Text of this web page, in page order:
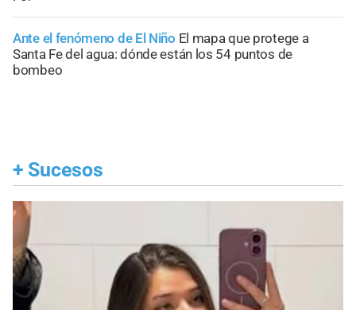
Ante el fenómeno de El Niño El mapa que protege a
Santa Fe del agua: dónde están los 54 puntos de
bombeo
+ Sucesos